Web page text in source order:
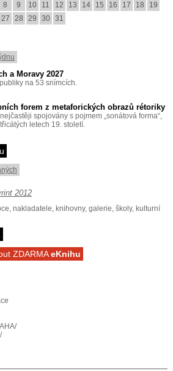
8 9 10 11 12 13 14 15 16 17 18
19
27 28 29 30 31
a Moravy 2027
na 53 snímcích.
forem z metaforických obrazů rétoriky
spojovány s pojmem „sonátová forma“,
letech 19. století.
nakladatele, knihovny, galerie, školy, kulturní
ZDARMAeKnihu